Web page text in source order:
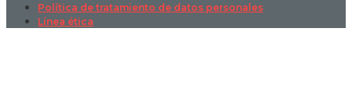
Política de tratamiento de datos personales
Línea ética